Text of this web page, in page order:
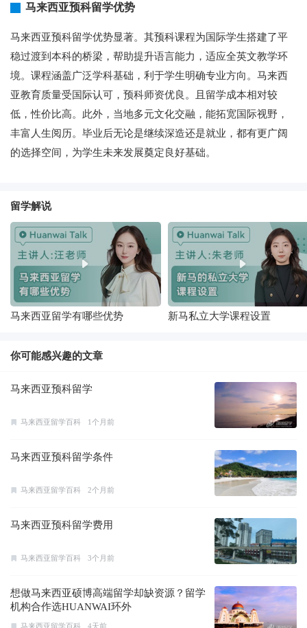
马来西亚预科留学优势
马来西亚预科留学优势显著。其预科课程为国际学生搭建了平
稳过渡到本科的桥梁，帮助提升语言能力，适应全英文教学环
境。课程涵盖广泛学科基础，利于学生明确专业方向。马来西
亚教育质量受国际认可，预科师资优良。且留学成本相对较
低，性价比高。此外，当地多元文化交融，能拓宽国际视野，
丰富人生阅历。毕业后无论是继续深造还是就业，都有更广阔
的选择空间，为学生未来发展奠定良好基础。
留学解说
马来西亚留学有哪些优势 新马私立大学课程设置
你可能感兴趣的文章
马来西亚预科留学
马来西亚留学百科 1个月前
马来西亚预科留学条件
马来西亚留学百科 2个月前
马来西亚预科留学费用
马来西亚留学百科 3个月前
想做马来西亚硕博高端留学却缺资源？留学
机构合作选HUANWAI环外
马来西亚留学百科 4天前